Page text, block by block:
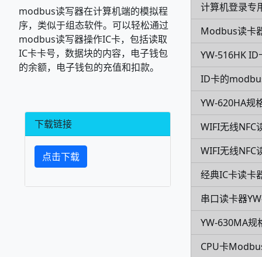
计算机登录专
Modbus读卡
YW-516HK
ID卡的
YW-620HA规
WIFI无线NFC
WIFI无线NFC
经典IC卡读卡
串口读卡器
YW-630MA规
CPU卡
modbus读写器在计算机端的模拟程
序，类似于组态软件。可以轻松通过
modbus读写器操作IC卡，包括读取
IC卡卡号，数据块的内容，电子钱包
的余额，电子钱包的充值和扣款。
下载链接
点击下载